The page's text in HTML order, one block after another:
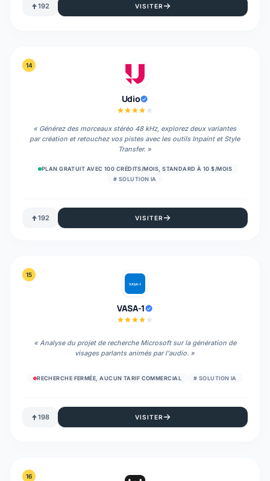
192 VISITER
14
Udio
« Générez des morceaux stéréo 48 kHz, explorez deux variantes
par création et retouchez vos pistes avec les outils Inpaint et Style
Transfer. »
PLAN GRATUIT AVEC 100 CRÉDITS/MOIS, STANDARD À 10 $/MOIS
# SOLUTION IA
192 VISITER
15
VASA-1
«Analyse du projet de recherche Microsoft sur la génération de
visages parlants animés par l'audio. »
RECHERCHE FERMÉE, AUCUN TARIF COMMERCIAL # SOLUTION IA
198 VISITER
16